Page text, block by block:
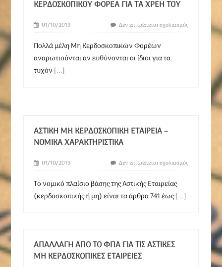
ΚΕΡΔΟΣΚΟΠΙΚΟΎ ΦΟΡΈΑ ΓΙΑ ΤΑ ΧΡΈΗ ΤΟΥ
01/10/2019 Δεν επιτρέπεται σχολιασμός
Πολλά μέλη Μη Κερδοσκοπικών Φορέων
αναρωτιούνται αν ευθύνονται οι ίδιοι για τα
τυχόν [...]
ΑΣΤΙΚΉ ΜΗ ΚΕΡΔΟΣΚΟΠΙΚΉ ΕΤΑΙΡΕΊΑ –
ΝΟΜΙΚΆ ΧΑΡΑΚΤΗΡΙΣΤΙΚΆ
01/10/2019 Δεν επιτρέπεται σχολιασμός
Το νομικό πλαίσιο βάσης της Αστικής Εταιρείας
(κερδοσκοπικής ή μη) είναι τα άρθρα 741 έως[...]
ΑΠΑΛΛΑΓΉ ΑΠΌ ΤΟ ΦΠΑ ΓΙΑ ΤΙΣ ΑΣΤΙΚΈΣ
ΜΗ ΚΕΡΔΟΣΚΟΠΙΚΈΣ ΕΤΑΙΡΕΊΕΣ